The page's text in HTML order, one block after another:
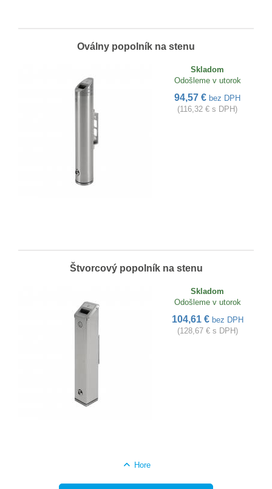
Oválny popolník na stenu
Skladom
Odošleme v utorok
94,57 € bez DPH
(116,32 € s DPH)
Štvorcový popolník na stenu
Skladom
Odošleme v utorok
104,61 € bez DPH
(128,67 € s DPH)
Hore